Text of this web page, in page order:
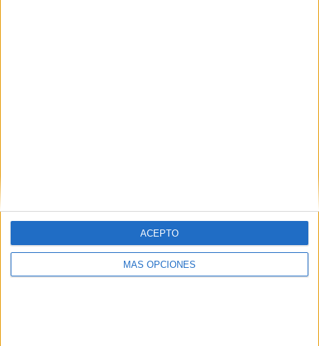
MÁS OPCIONES
ACEPTO